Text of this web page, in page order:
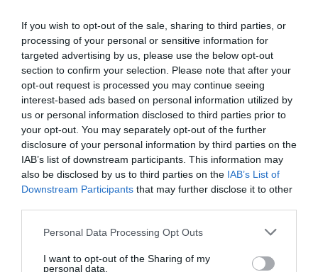
If you wish to opt-out of the sale, sharing to third parties, or
processing of your personal or sensitive information for
targeted advertising by us, please use the below opt-out
section to confirm your selection. Please note that after your
opt-out request is processed you may continue seeing
interest-based ads based on personal information utilized by
us or personal information disclosed to third parties prior to
your opt-out. You may separately opt-out of the further
disclosure of your personal information by third parties on the
IAB’s list of downstream participants. This information may
also be disclosed by us to third parties on the IAB’s List of
Downstream Participants that may further disclose it to other
Please note that this website/app uses one or more Google
not limited to your visit or usage behaviour. You may click to
Personal Data Processing Opt Outs
I want to opt-out of the Sharing of my
personal data.
Ανταγωνιστική Ντουντουνάκη
στη Ρώμη
πρώτη μέρα του Sette Colli στη Ρώμη.